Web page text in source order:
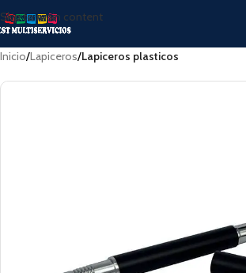
Skip to main content
Inicio Lapiceros Lapiceros plasticos